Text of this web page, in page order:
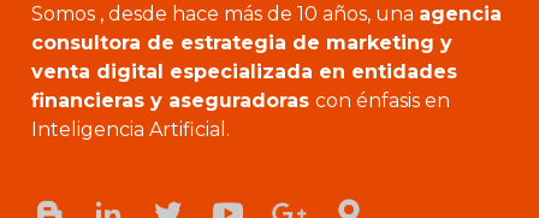
Somos , desde hace más de 10 años, una agencia
consultora de estrategia de marketing y
venta digital especializada en entidades
financieras y aseguradoras con énfasis en
Inteligencia Artificial.